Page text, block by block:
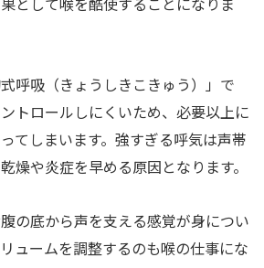
呼吸（きょうしきこきゅう）」で
トロールしにくいため、必要以上に
てしまいます。強すぎる呼気は声帯
燥や炎症を早める原因となります。
の底から声を支える感覚が身につい
ュームを調整するのも喉の仕事にな